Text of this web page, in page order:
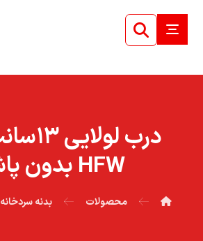
HFW بدون پاشنه
محصولات بدنه سردخانه